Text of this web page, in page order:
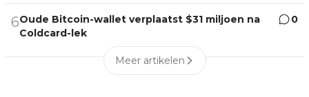
6Oude Bitcoin-wallet verplaatst $31 miljoen na
Coldcard-lek
0
Meer artikelen